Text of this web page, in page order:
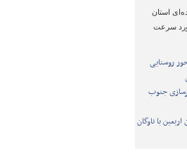
استان
ثبت ۵۶۶ هزار و ۷۹۸ مورد سرعت
روستایی
جنوب
زائران اربعین با ناوگان